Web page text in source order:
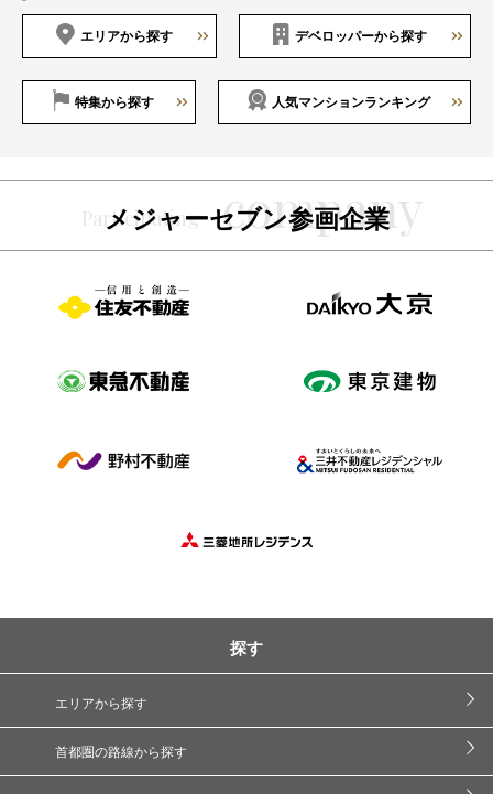
エリアから探す デベロッパーから探す
特集から探す 人気マンションランキング
メジャーセブン参画企業
探す
エリアから探す
首都圏の路線から探す